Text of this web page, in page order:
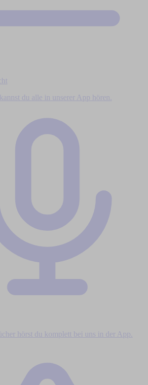
du alle in unserer App hören.
hörst du komplett bei uns in der App.